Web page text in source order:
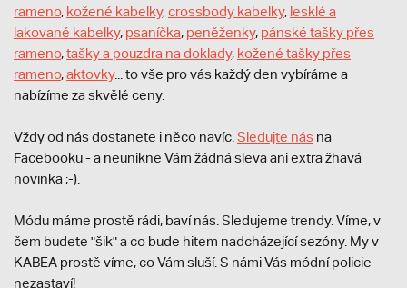
rameno, kožené kabelky,crossbody kabelky, lesklé a
lakované kabelky, psaníčka, peněženky, pánské tašky přes
rameno,tašky a pouzdra na doklady, kožené tašky přes
rameno,aktovky... to vše pro vás každý den vybíráme a
nabízíme za skvělé ceny.
Vždy od nás dostanete i něco navíc. Sledujte nás na
Facebooku - a neunikne Vám žádná sleva ani extra žhavá
novinka ;-).
Módu máme prostě rádi, baví nás. Sledujeme trendy. Víme, v
čem budete "šik" a co bude hitem nadcházející sezóny. My v
KABEA prostě víme, co Vám sluší. S námi Vás módní policie
nezastaví!